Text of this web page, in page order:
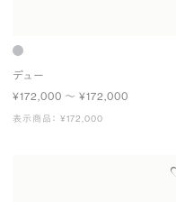
デュー
¥172,000 〜 ¥172,000
表示商品： ¥172,000